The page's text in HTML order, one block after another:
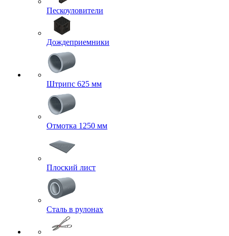
Пескоуловители
Дождеприемники
Штрипс 625 мм
Отмотка 1250 мм
Плоский лист
Сталь в рулонах